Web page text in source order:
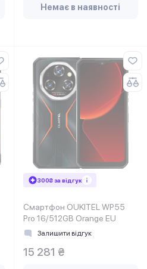
Немає в наявності
300₴ за відгук
Смартфон OUKITEL WP55
Pro 16/512GB Orange EU
Залишити відгук
15 281 ₴